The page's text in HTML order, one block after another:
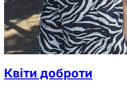
Квіти доброти